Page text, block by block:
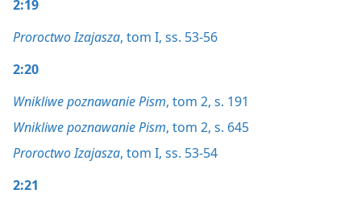
2:19
Proroctwo Izajasza, tom I, ss. 53-56
2:20
Wnikliwe poznawanie Pism, tom 2, s. 191
Wnikliwe poznawanie Pism, tom 2, s. 645
Proroctwo Izajasza, tom I, ss. 53-54
2:21